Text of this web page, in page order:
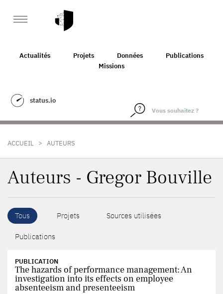
Actualités Projets Données
Publications
Missions
status.io
ACCUEIL > AUTEURS
Auteurs - Gregor Bouville
Tous Projets Sources utilisées
Publications
PUBLICATION
The hazards of performance management: An
investigation into its effects on employee
absenteeism and presenteeism